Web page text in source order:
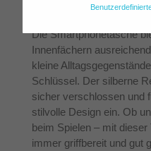
Reißverschluss
Die Smartphonetasche
Innenfächern
kleine
Schlüssel. Der silberne
sicher verschlossen und
stilvolle Design ein. Ob
beim Spielen – mit
immer griffbereit und gut